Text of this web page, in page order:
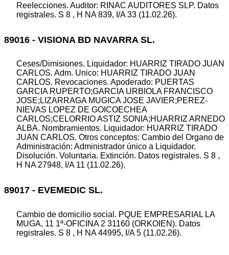
Reelecciones. Auditor: RINAC AUDITORES SLP. Datos
registrales. S 8 , H NA 839, I/A 33 (11.02.26).
89016 - VISIONA BD NAVARRA SL.
Ceses/Dimisiones. Liquidador: HUARRIZ TIRADO JUAN
CARLOS. Adm. Unico: HUARRIZ TIRADO JUAN
CARLOS. Revocaciones. Apoderado: PUERTAS
GARCIA RUPERTO;GARCIA URBIOLA FRANCISCO
JOSE;LIZARRAGA MUGICA JOSE JAVIER;PEREZ-
NIEVAS LOPEZ DE GOICOECHEA
CARLOS;CELORRIO ASTIZ SONIA;HUARRIZ ARNEDO
ALBA. Nombramientos. Liquidador: HUARRIZ TIRADO
JUAN CARLOS. Otros conceptos: Cambio del Organo de
Administración: Administrador único a Liquidador.
Disolución. Voluntaria. Extinción. Datos registrales. S 8 ,
H NA 27948, I/A 11 (11.02.26).
89017 - EVEMEDIC SL.
Cambio de domicilio social. PQUE EMPRESARIAL LA
MUGA, 11 1ª-OFICINA 2 31160 (ORKOIEN). Datos
registrales. S 8 , H NA 44995, I/A 5 (11.02.26).